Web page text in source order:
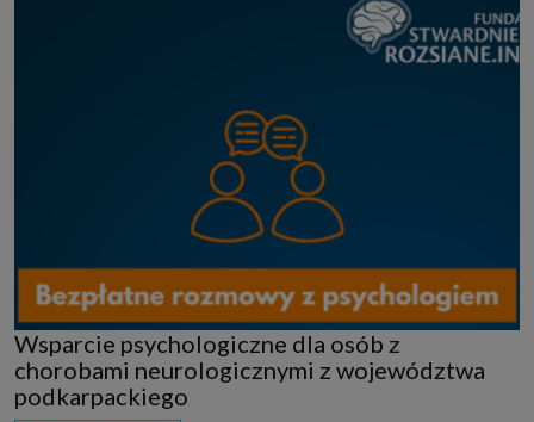
Wsparcie psychologiczne dla osób z
chorobami neurologicznymi z województwa
podkarpackiego